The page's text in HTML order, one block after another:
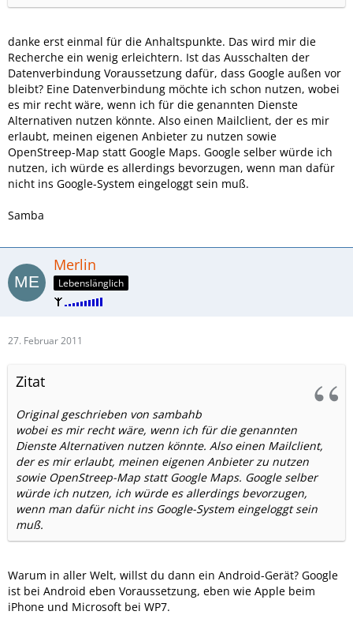
danke erst einmal für die Anhaltspunkte. Das wird mir die
Recherche ein wenig erleichtern. Ist das Ausschalten der
Datenverbindung Voraussetzung dafür, dass Google außen vor
bleibt? Eine Datenverbindung möchte ich schon nutzen, wobei
es mir recht wäre, wenn ich für die genannten Dienste
Alternativen nutzen könnte. Also einen Mailclient, der es mir
erlaubt, meinen eigenen Anbieter zu nutzen sowie
OpenStreep-Map statt Google Maps. Google selber würde ich
nutzen, ich würde es allerdings bevorzugen, wenn man dafür
nicht ins Google-System eingeloggt sein muß.
Samba
Merlin
Lebenslänglich
27. Februar 2011
Zitat
Original geschrieben von sambahb
wobei es mir recht wäre, wenn ich für die genannten
Dienste Alternativen nutzen könnte. Also einen Mailclient,
der es mir erlaubt, meinen eigenen Anbieter zu nutzen
sowie OpenStreep-Map statt Google Maps. Google selber
würde ich nutzen, ich würde es allerdings bevorzugen,
wenn man dafür nicht ins Google-System eingeloggt sein
muß.
Warum in aller Welt, willst du dann ein Android-Gerät? Google
ist bei Android eben Voraussetzung, eben wie Apple beim
iPhone und Microsoft bei WP7.